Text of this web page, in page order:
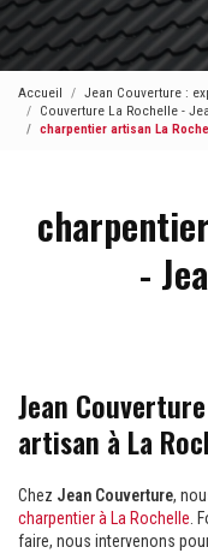
Accueil
Jean Couverture :
Couverture La Rochelle -
charpentier artisan La
-
Jean
artisan à La
Chez Jean Couverture,
charpentier à La Rochelle.
faire, nous intervenons